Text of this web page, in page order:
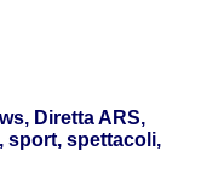
Diretta ARS,
sport, spettacoli,